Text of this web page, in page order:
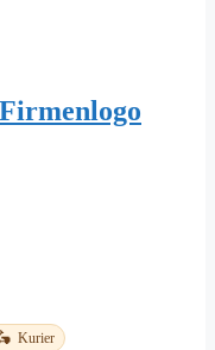
Kurier